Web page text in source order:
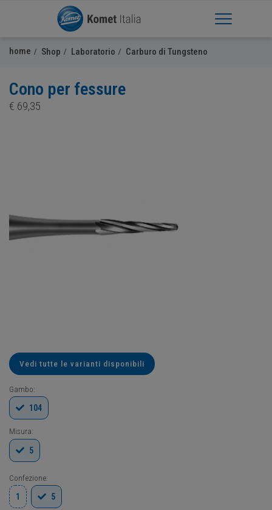
Apri Menu
home Shop Laboratorio Carburo di Tungsteno
Cono per fessure
€ 69,35
Vedi tutte le varianti disponibili
Gambo:
104
Misura:
5
Confezione:
1
5